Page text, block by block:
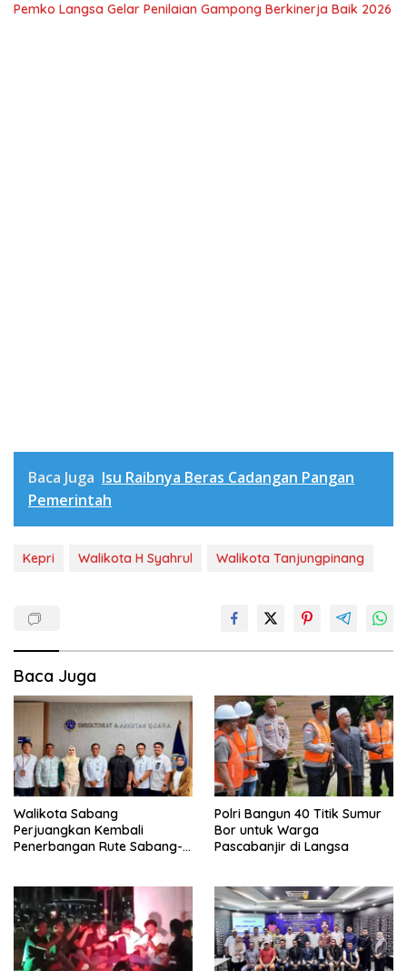
Pemko Langsa Gelar Penilaian Gampong Berkinerja Baik 2026
Baca Juga Isu Raibnya Beras Cadangan Pangan
Pemerintah
Kepri Walikota H Syahrul Walikota Tanjungpinang
Baca Juga
Walikota Sabang
Perjuangkan Kembali
Penerbangan Rute Sabang-
Polri Bangun 40 Titik Sumur
Bor untuk Warga
Pascabanjir di Langsa